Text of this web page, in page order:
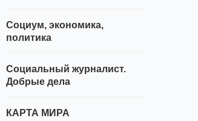
Социум, экономика,
политика
Социальный журналист.
Добрые дела
КАРТА МИРА